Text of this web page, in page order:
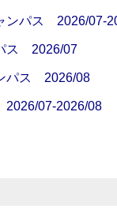
ンパス 2026/07-
ス 2026/07
パス 2026/08
07-2026/08